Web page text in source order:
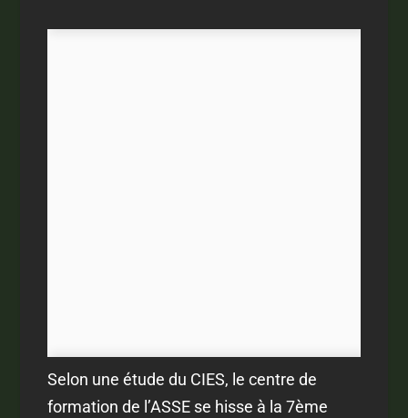
Selon une étude du CIES, le centre de
formation de l’ASSE se hisse à la 7ème